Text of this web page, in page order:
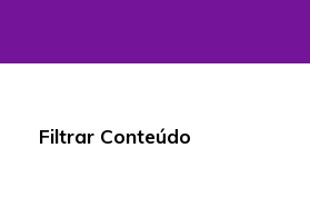
Filtrar Conteúdo